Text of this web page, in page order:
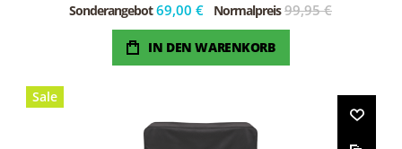
Sonderangebot 69,00 € Normalpreis 99,95 €
IN DEN WARENKORB
Sale